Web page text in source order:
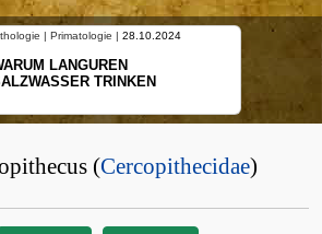
| Primatologie | 28.10.2024
LANGUREN
TRINKEN
(Cercopithecidae)